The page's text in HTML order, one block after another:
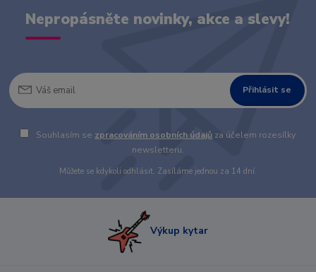
Nepropásněte novinky, akce a slevy!
Přihlásit se
Souhlasím se zpracováním osobních údajů za účelem rozesílky
newsletteru.
Můžete se kdykoli odhlásit. Zasíláme jednou za 14 dní.
Výkup kytar